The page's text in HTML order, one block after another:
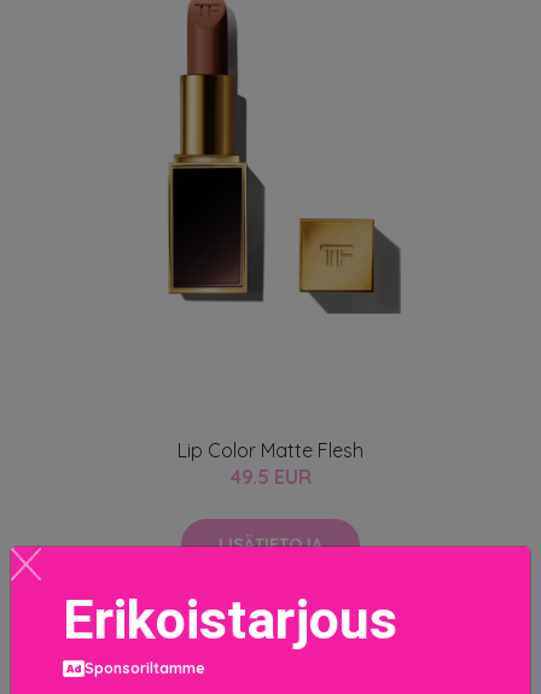
Lip Color Matte Flesh
49.5 EUR
LISÄTIETOJA
Erikoistarjous
Sponsoriltamme